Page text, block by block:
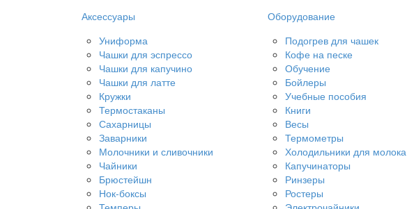
Аксессуары
Униформа
Чашки для эспрессо
Чашки для капучино
Чашки для латте
Кружки
Термостаканы
Сахарницы
Заварники
Молочники и сливочники
Чайники
Брюстейшн
Нок-боксы
Оборудование
Подогрев для чашек
Кофе на песке
Обучение
Бойлеры
Учебные пособия
Книги
Весы
Термометры
Холодильники для молока
Капучинаторы
Ринзеры
Ростеры